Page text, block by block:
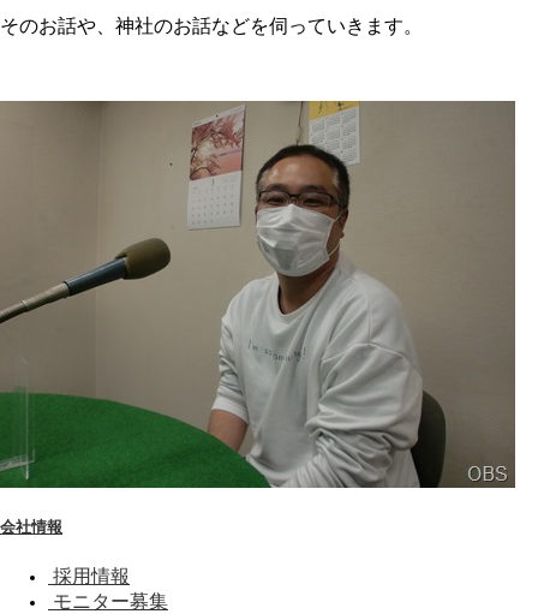
そのお話や、神社のお話などを伺っていきます。
会社情報
採用情報
モニター募集